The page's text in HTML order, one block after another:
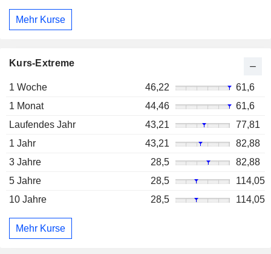
Mehr Kurse
Kurs-Extreme
1 Woche 46,22
61,6
1 Monat
44,46
61,6
Laufendes Jahr
43,21
77,81
1 Jahr
43,21
82,88
3 Jahre
28,5
82,88
5 Jahre
28,5
114,05
10 Jahre
28,5 114,05
Mehr Kurse